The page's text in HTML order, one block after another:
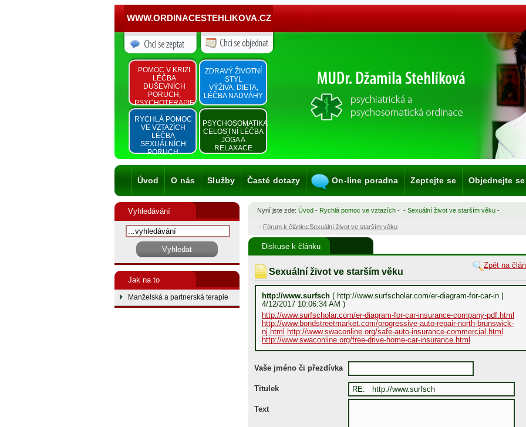
WWW.ORDINACESTEHLIKOVA.CZ
POMOC V KRIZI
LÉČBA
DUŠEVNÍCH
PORUCH,
PSYCHOTERAPIE
ZDRAVÝ ŽIVOTNÍ
STYL
VÝŽIVA, DIETA,
LÉČBA NADVÁHY
RYCHLÁ POMOC
VE VZTAZÍCH
LÉČBA
SEXUÁLNÍCH
PORUCH
PSYCHOSOMATIKA
CELOSTNÍ LÉČBA
JÓGA A
RELAXACE
Úvod O nás Služby Časté dotazy On-line poradna Zeptejte se Objednejte se
Vyhledávání
Jak na to
Manželská a partnerská terapie
Nyní jste zde: Úvod - Rychlá pomoc ve vztazích - - Sexuální život ve starším věku -
- Fórum k článku:Sexuální život ve starším věku
Diskuse k článku
Zpět na
Sexuální život ve starším věku
http://www.surfsch ( http://www.surfscholar.com/er-diagram-for-car-in |
4/12/2017 10:06:34 AM )
http://www.surfscholar.com/er-diagram-for-car-insurance-company-pdf.html
http://www.bondstreetmarket.com/progressive-auto-repair-north-brunswick-
nj.html
http://www.swaconline.org/safe-auto-insurance-commercial.html
http://www.swaconline.org/free-drive-home-car-insurance.html
Vaše jméno či přezdívka
Titulek
Text